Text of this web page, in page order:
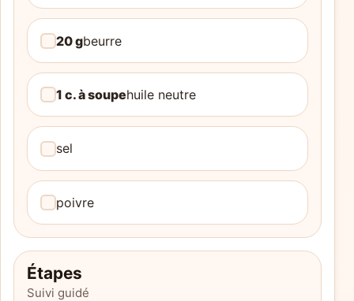
20 gbeurre
1 c. à soupehuile neutre
sel
poivre
Étapes
Suivi guidé